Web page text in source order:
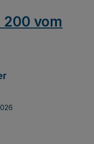
200 vom